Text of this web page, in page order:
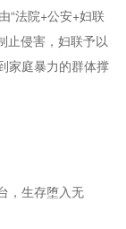
“法院+公安+妇联
止侵害，妇联予以
家庭暴力的群体撑
，生存堕入无